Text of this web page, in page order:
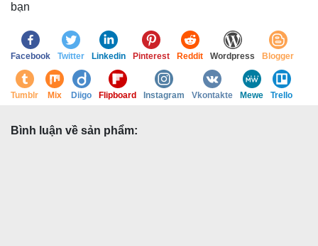
bạn
Facebook Twitter Linkedin Pinterest Reddit Wordpress Blogger
Tumblr Mix Diigo Flipboard Instagram Vkontakte Mewe Trello
Bình luận về sản phẩm: